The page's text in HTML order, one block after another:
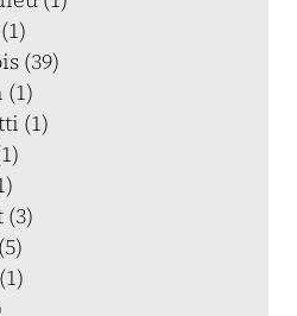
(39)
(1)
(3)